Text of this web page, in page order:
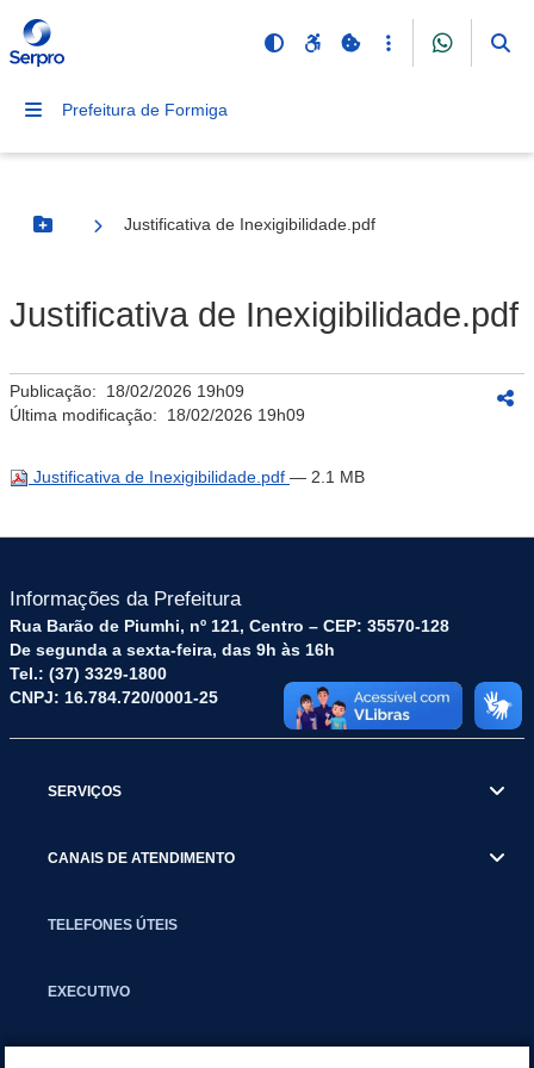
Prefeitura de Formiga
Botão Menu
Justificativa de Inexigibilidade.pdf
Justificativa de Inexigibilidade.pdf
Publicação: 18/02/2026 19h09
Última modificação: 18/02/2026 19h09
Justificativa de Inexigibilidade.pdf — 2.1 MB
Informações da Prefeitura
Rua Barão de Piumhi, nº 121, Centro – CEP: 35570-128
De segunda a sexta-feira, das 9h às 16h
Tel.: (37) 3329-1800
CNPJ: 16.784.720/0001-25
SERVIÇOS
CANAIS DE ATENDIMENTO
TELEFONES ÚTEIS
EXECUTIVO